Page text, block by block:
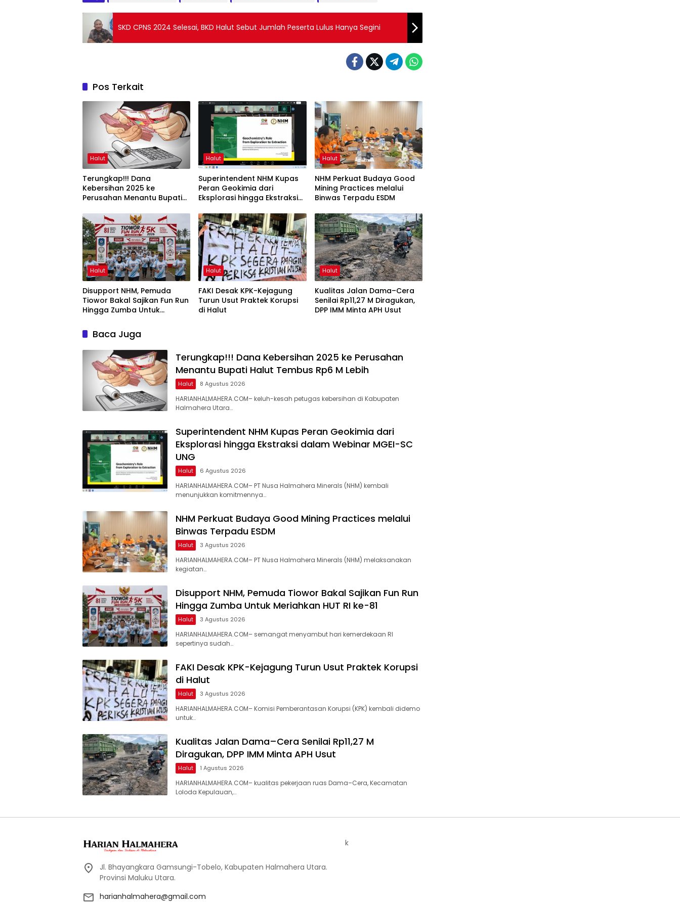
SKD CPNS 2024 Selesai, BKD Halut Sebut Jumlah Peserta Lulus Hanya Segini
Pos Terkait
Halut
Terungkap!!! Dana
Kebersihan 2025 ke
Perusahan Menantu Bupati
Halut
Superintendent NHM Kupas
Peran Geokimia dari
Eksplorasi hingga Ekstraksi
UNG
Halut
NHM Perkuat Budaya Good
Mining Practices melalui
Binwas Terpadu ESDM
Halut
Disupport NHM, Pemuda
Tiowor Bakal Sajikan Fun Run
Hingga Zumba Untuk
Halut
FAKI Desak KPK-Kejagung
Turun Usut Praktek Korupsi
di Halut
Halut
Kualitas Jalan Dama–Cera
Senilai Rp11,27 M Diragukan,
DPP IMM Minta APH Usut
Baca Juga
Terungkap!!! Dana Kebersihan 2025 ke Perusahan
Menantu Bupati Halut Tembus Rp6 M Lebih
Halut 8 Agustus 2026
HARIANHALMAHERA.COM– keluh-kesah petugas kebersihan di Kabupaten
Halmahera Utara…
Superintendent NHM Kupas Peran Geokimia dari
Eksplorasi hingga Ekstraksi dalam Webinar MGEI-SC
UNG
Halut 6 Agustus 2026
HARIANHALMAHERA.COM– PT Nusa Halmahera Minerals (NHM) kembali
menunjukkan komitmennya…
NHM Perkuat Budaya Good Mining Practices melalui
Binwas Terpadu ESDM
Halut 3 Agustus 2026
HARIANHALMAHERA.COM– PT Nusa Halmahera Minerals (NHM) melaksanakan
kegiatan…
Disupport NHM, Pemuda Tiowor Bakal Sajikan Fun Run
Hingga Zumba Untuk Meriahkan HUT RI ke-81
Halut 3 Agustus 2026
HARIANHALMAHERA.COM– semangat menyambut hari kemerdekaan RI
sepertinya sudah…
FAKI Desak KPK-Kejagung Turun Usut Praktek Korupsi
di Halut
Halut 3 Agustus 2026
HARIANHALMAHERA.COM– Komisi Pemberantasan Korupsi (KPK) kembali didemo
untuk…
Kualitas Jalan Dama–Cera Senilai Rp11,27 M
Diragukan, DPP IMM Minta APH Usut
Halut 1 Agustus 2026
HARIANHALMAHERA.COM– kualitas pekerjaan ruas Dama–Cera, Kecamatan
Loloda Kepulauan,…
Jl. Bhayangkara Gamsungi-Tobelo, Kabupaten Halmahera Utara.
Provinsi Maluku Utara.
harianhalmahera@gmail.com
k